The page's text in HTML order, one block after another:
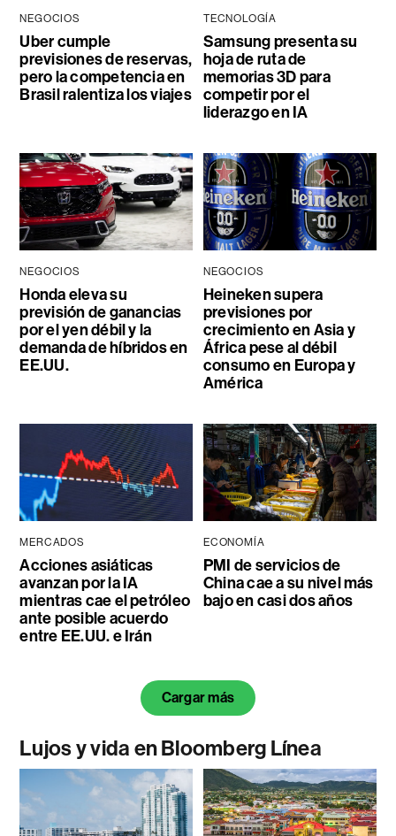
NEGOCIOS
Uber cumple
previsiones de reservas,
pero la competencia en
Brasil ralentiza los viajes
TECNOLOGÍA
Samsung presenta su
hoja de ruta de
memorias 3D para
competir por el
liderazgo en IA
NEGOCIOS
Honda eleva su
previsión de ganancias
por el yen débil y la
demanda de híbridos en
EE.UU.
NEGOCIOS
Heineken supera
previsiones por
crecimiento en Asia y
África pese al débil
consumo en Europa y
América
MERCADOS
Acciones asiáticas
avanzan por la IA
mientras cae el petróleo
ante posible acuerdo
entre EE.UU. e Irán
ECONOMÍA
PMI de servicios de
China cae a su nivel más
bajo en casi dos años
Cargar más
Lujos y vida en Bloomberg Línea